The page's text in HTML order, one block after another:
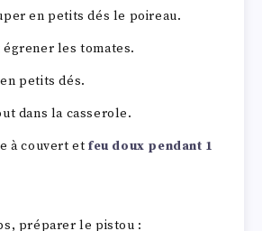
en petits dés le poireau.
les tomates.
petits dés.
dans la casserole.
à couvert etfeu doux pendant 1
préparer le pistou :